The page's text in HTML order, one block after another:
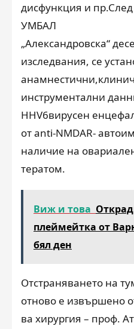
дисфункция и пр.
УМБАЛ
„Александровска“
изследвания, се
анамнестични,
инструментални
HHV6вирусен
отanti-NMDAR-
наличие на
тератом.
Виж и това
плеймейтка от
бял ден
Отстраняването на
отново е извършено
ва хирургия – проф.